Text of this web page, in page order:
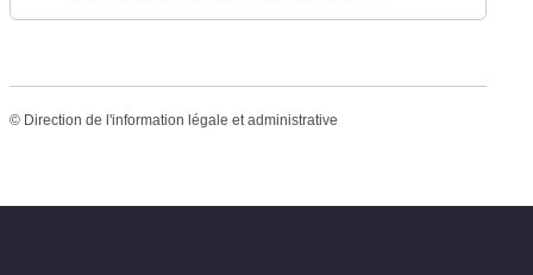
© Direction de l'information légale et administrative